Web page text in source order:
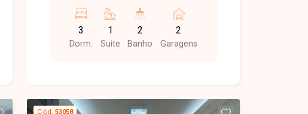
supermercados, escolas, farmácias,
restaurantes e diversos serviços,
oferece praticidade, conforto e
composta por sala com pé-direito alto,
3
Dorm.
1
Suite
2
Banho
2
Garagens
Cód. 53058